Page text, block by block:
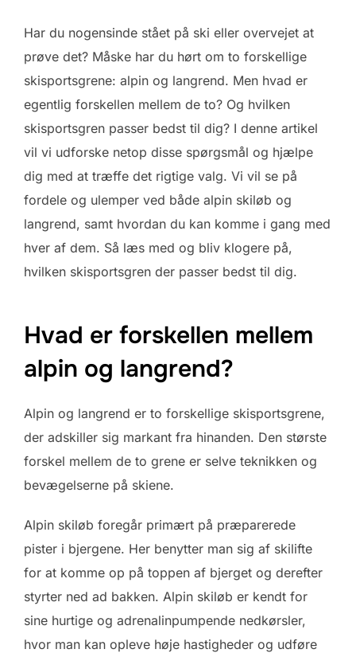
Har du nogensinde stået på ski eller overvejet at
prøve det? Måske har du hørt om to forskellige
skisportsgrene: alpin og langrend. Men hvad er
egentlig forskellen mellem de to? Og hvilken
skisportsgren passer bedst til dig? I denne artikel
vil vi udforske netop disse spørgsmål og hjælpe
dig med at træffe det rigtige valg. Vi vil se på
fordele og ulemper ved både alpin skiløb og
langrend, samt hvordan du kan komme i gang med
hver af dem. Så læs med og bliv klogere på,
hvilken skisportsgren der passer bedst til dig.
Hvad er forskellen mellem
alpin og langrend?
Alpin og langrend er to forskellige skisportsgrene,
der adskiller sig markant fra hinanden. Den største
forskel mellem de to grene er selve teknikken og
bevægelserne på skiene.
Alpin skiløb foregår primært på præparerede
pister i bjergene. Her benytter man sig af skilifte
for at komme op på toppen af bjerget og derefter
styrter ned ad bakken. Alpin skiløb er kendt for
sine hurtige og adrenalinpumpende nedkørsler,
hvor man kan opleve høje hastigheder og udføre